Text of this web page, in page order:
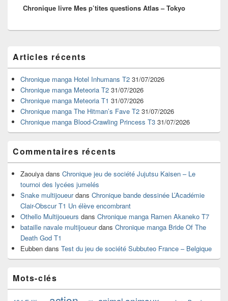
suivant :
Chronique livre Mes p’tites questions Atlas – Tokyo
principale
de
widget
pour
barre
latérale
Articles récents
Chronique manga Hotel Inhumans T2 31/07/2026
Chronique manga Meteoria T2 31/07/2026
Chronique manga Meteoria T1 31/07/2026
Chronique manga The Hitman’s Fave T2 31/07/2026
Chronique manga Blood-Crawling Princess T3 31/07/2026
Commentaires récents
Zaouiya dans Chronique jeu de société Jujutsu Kaisen – Le
tournoi des lycées jumelés
Snake multijoueurdans Chronique bande dessinée L’Académie
Clair-Obscur T1 Un élève encombrant
Othello Multijoueurs dans Chronique manga Ramen Akaneko T7
bataille navale multijoueurdans Chronique manga Bride Of The
Death God T1
Eubben dans Test du jeu de société Subbuteo France – Belgique
Mots-clés